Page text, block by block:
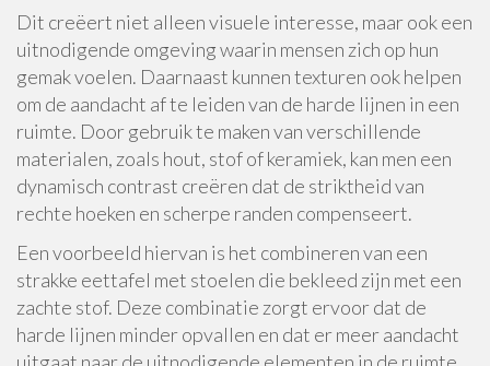
Dit creëert niet alleen visuele interesse, maar ook een
uitnodigende omgeving waarin mensen zich op hun
gemak voelen. Daarnaast kunnen texturen ook helpen
om de aandacht af te leiden van de harde lijnen in een
ruimte. Door gebruik te maken van verschillende
materialen, zoals hout, stof of keramiek, kan men een
dynamisch contrast creëren dat de striktheid van
rechte hoeken en scherpe randen compenseert.
Een voorbeeld hiervan is het combineren van een
strakke eettafel met stoelen die bekleed zijn met een
zachte stof. Deze combinatie zorgt ervoor dat de
harde lijnen minder opvallen en dat er meer aandacht